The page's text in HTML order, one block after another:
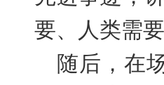
要、人类需
随后，在